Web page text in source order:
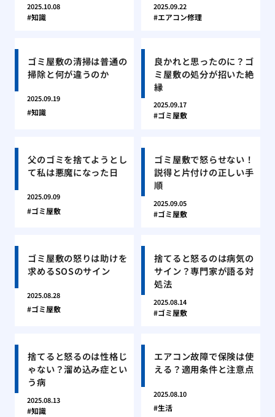
2025.10.08
知識
2025.09.22
エアコン修理
ゴミ屋敷の清掃は普通の
掃除と何が違うのか
2025.09.19
知識
良かれと思ったのに？ゴ
ミ屋敷の処分が招いた絶
縁
2025.09.17
ゴミ屋敷
父のゴミを捨てようとし
て私は悪魔になった日
2025.09.09
ゴミ屋敷
ゴミ屋敷で怒らせない！
説得と片付けの正しい手
順
2025.09.05
ゴミ屋敷
ゴミ屋敷の怒りは助けを
求めるSOSのサイン
2025.08.28
ゴミ屋敷
捨てると怒るのは病気の
サイン？専門家が語る対
処法
2025.08.14
ゴミ屋敷
捨てると怒るのは性格じ
ゃない？溜め込み症とい
う病
2025.08.13
知識
エアコン故障で保険は使
える？適用条件と注意点
2025.08.10
生活